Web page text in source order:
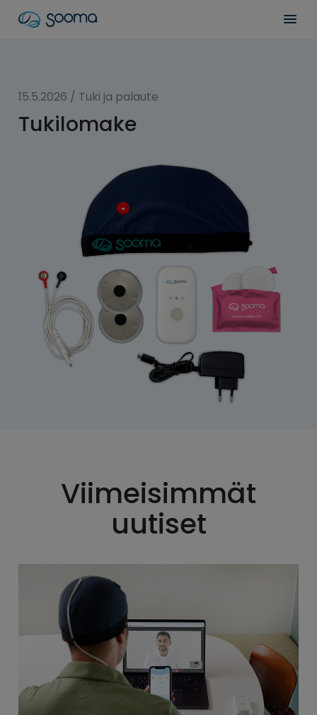
Siirry
sisältöön
Sooma
15.5.2026 / Tuki ja palaute
Tukilomake
Viimeisimmät
uutiset